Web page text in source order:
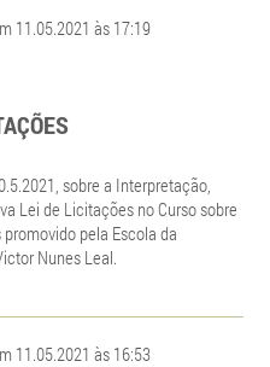
11.05.2021 às 17:19
sobre a Interpretação,
Lei de Licitações no Curso sobre
pela Escola da
Nunes Leal.
11.05.2021 às 16:53